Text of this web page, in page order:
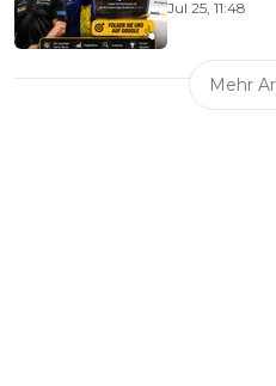
Jul 25, 11:48
Mehr